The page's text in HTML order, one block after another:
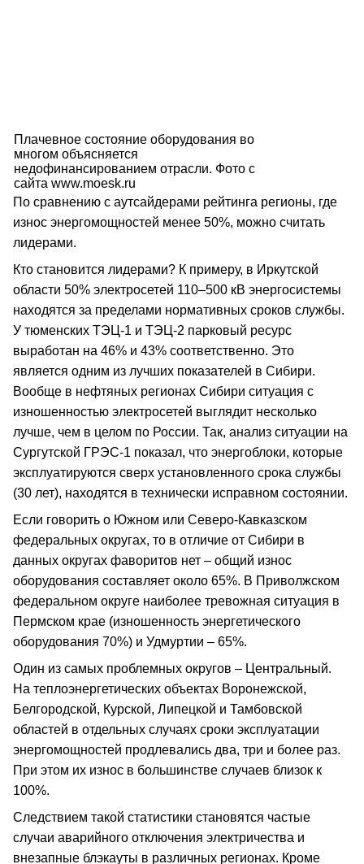
Плачевное состояние оборудования во
многом объясняется
недофинансированием отрасли. Фото с
сайта www.moesk.ru
По сравнению с аутсайдерами рейтинга регионы, где
износ энергомощностей менее 50%, можно считать
лидерами.
Кто становится лидерами? К примеру, в Иркутской
области 50% электросетей 110–500 кВ энергосистемы
находятся за пределами нормативных сроков службы.
У тюменских ТЭЦ-1 и ТЭЦ-2 парковый ресурс
выработан на 46% и 43% соответственно. Это
является одним из лучших показателей в Сибири.
Вообще в нефтяных регионах Сибири ситуация с
изношенностью электросетей выглядит несколько
лучше, чем в целом по России. Так, анализ ситуации на
Сургутской ГРЭС-1 показал, что энергоблоки, которые
эксплуатируются сверх установленного срока службы
(30 лет), находятся в технически исправном состоянии.
Если говорить о Южном или Северо-Кавказском
федеральных округах, то в отличие от Сибири в
данных округах фаворитов нет – общий износ
оборудования составляет около 65%. В Приволжском
федеральном округе наиболее тревожная ситуация в
Пермском крае (изношенность энергетического
оборудования 70%) и Удмуртии – 65%.
Один из самых проблемных округов – Центральный.
На теплоэнергетических объектах Воронежской,
Белгородской, Курской, Липецкой и Тамбовской
областей в отдельных случаях сроки эксплуатации
энергомощностей продлевались два, три и более раз.
При этом их износ в большинстве случаев близок к
100%.
Следствием такой статистики становятся частые
случаи аварийного отключения электричества и
внезапные блэкауты в различных регионах. Кроме